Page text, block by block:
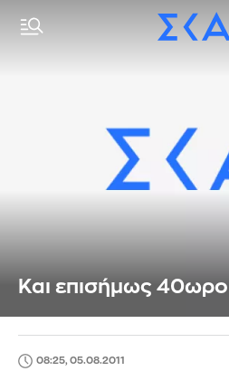
Και επισήμως
08:25, 05.08.2011